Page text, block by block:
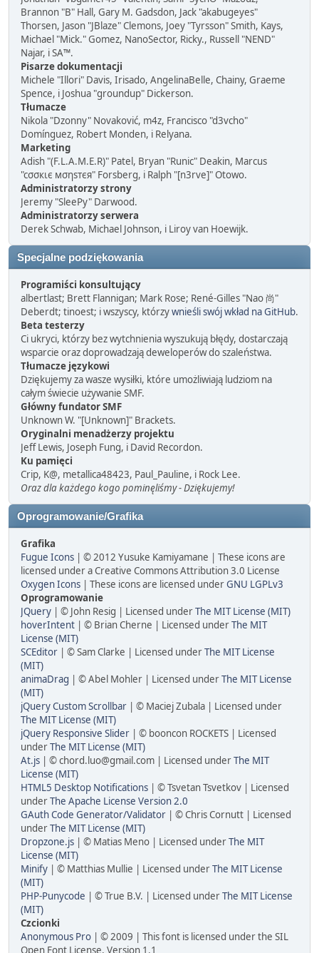
Brannon "B" Hall, Gary M. Gadsdon, Jack "akabugeyes"
Thorsen, Jason "JBlaze" Clemons, Joey "Tyrsson" Smith, Kays,
Michael "Mick." Gomez, NanoSector, Ricky., Russell "NEND"
Najar, i SA™.
Pisarze dokumentacji
Michele "Illori" Davis, Irisado, AngelinaBelle, Chainy, Graeme
Spence, i Joshua "groundup" Dickerson.
Tłumacze
Nikola "Dzonny" Novaković, m4z, Francisco "d3vcho"
Domínguez, Robert Monden, i Relyana.
Marketing
Adish "(F.L.A.M.E.R)" Patel, Bryan "Runic" Deakin, Marcus
"cσσкιє мσηѕтєя" Forsberg, i Ralph "[n3rve]" Otowo.
Administratorzy strony
Jeremy "SleePy" Darwood.
Administratorzy serwera
Derek Schwab, Michael Johnson, i Liroy van Hoewijk.
Specjalne podziękowania
Programiści konsultujący
albertlast; Brett Flannigan; Mark Rose; René-Gilles "Nao 尚"
Deberdt; tinoest; i wszyscy, którzywnieśli swój wkład na GitHub.
Beta testerzy
Ci ukryci, którzy bez wytchnienia wyszukują błędy, dostarczają
wsparcie oraz doprowadzają deweloperów do szaleństwa.
Tłumacze językowi
Dziękujemy za wasze wysiłki, które umożliwiają ludziom na
całym świecie używanie SMF.
Główny fundator SMF
Unknown W. "[Unknown]" Brackets.
Oryginalni menadżerzy projektu
Jeff Lewis, Joseph Fung, i David Recordon.
Ku pamięci
Crip, K@, metallica48423, Paul_Pauline, i Rock Lee.
Oraz dla każdego kogo pominęliśmy - Dziękujemy!
Oprogramowanie/Grafika
Grafika
Fugue Icons | © 2012 Yusuke Kamiyamane | These icons are
licensed under a Creative Commons Attribution 3.0 License
Oxygen Icons | These icons are licensed underGNU LGPLv3
Oprogramowanie
JQuery | © John Resig | Licensed underThe MIT License (MIT)
hoverIntent | © Brian Cherne | Licensed underThe MIT
License (MIT)
SCEditor | © Sam Clarke | Licensed underThe MIT License
(MIT)
animaDrag | © Abel Mohler | Licensed underThe MIT License
(MIT)
jQuery Custom Scrollbar | © Maciej Zubala | Licensed under
The MIT License (MIT)
jQuery Responsive Slider | © booncon ROCKETS | Licensed
underThe MIT License (MIT)
At.js | ©chord.luo@gmail.com | Licensed underThe MIT
License (MIT)
HTML5 Desktop Notifications | © Tsvetan Tsvetkov | Licensed
underThe Apache License Version 2.0
GAuth Code Generator/Validator | © Chris Cornutt | Licensed
underThe MIT License (MIT)
Dropzone.js | © Matias Meno | Licensed underThe MIT
License (MIT)
Minify | © Matthias Mullie | Licensed underThe MIT License
(MIT)
PHP-Punycode | © True B.V. | Licensed underThe MIT License
(MIT)
Czcionki
Anonymous Pro | © 2009 | This font is licensed under the SIL
Open Font License, Version 1.1